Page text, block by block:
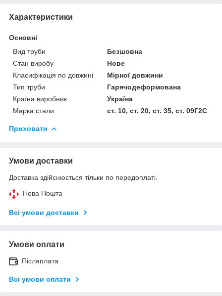
Характеристики
Основні
Вид труби
Безшовна
Стан виробу
Нове
Класифікація по довжині
Мірної довжини
Тип труби
Гарячодеформована
Країна виробник
Україна
Марка стали
ст. 10, ст. 20, ст. 35, ст. 09Г2С
Приховати
Умови доставки
Доставка здійснюється тільки по передоплаті.
Нова Пошта
Всі умови доставки
Умови оплати
Післяплата
Всі умови оплати